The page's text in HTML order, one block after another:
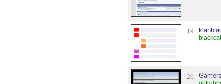
19
20